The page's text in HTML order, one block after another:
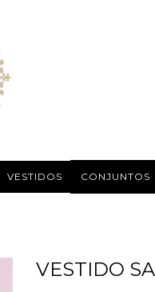
VESTIDOS CONJUNTOS
VESTIDO